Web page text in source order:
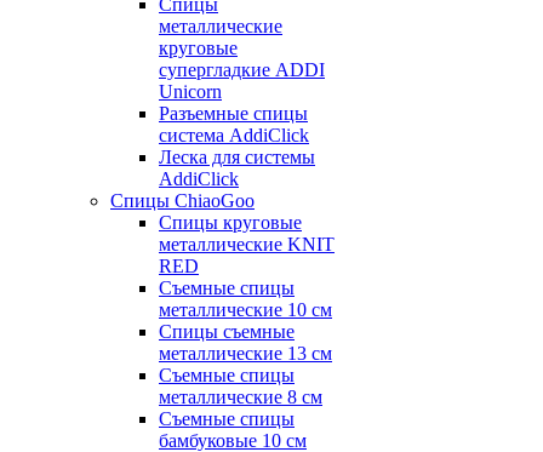
Спицы
металлические
круговые
супергладкие ADDI
Unicorn
Разъемные спицы
система AddiClick
Леска для системы
AddiClick
Спицы ChiaoGoo
Спицы круговые
металлические KNIT
RED
Съемные спицы
металлические 10 см
Спицы съемные
металлические 13 см
Съемные спицы
металлические 8 см
Съемные спицы
бамбуковые 10 см